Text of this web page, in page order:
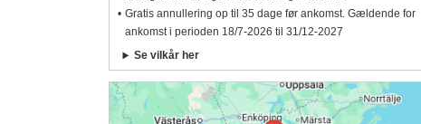
Gratis annullering op til 35 dage før ankomst. Gældende for
ankomst i perioden 18/7-2026 til 31/12-2027
Se vilkår her